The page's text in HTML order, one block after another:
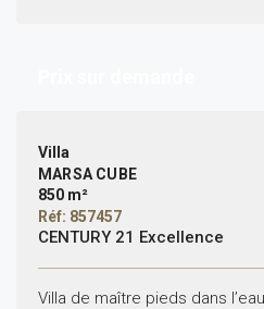
Villa
MARSA CUBE
850 m²
Réf: 857457
CENTURY 21 Excellence
Villa de maître pieds dans